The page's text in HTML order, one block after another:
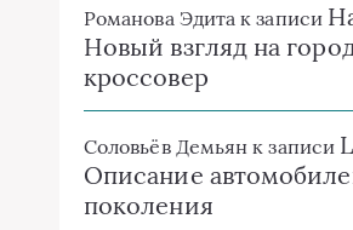
Романова Эдита к записи
Новый взгляд на
кроссовер
Соловьёв Демьян к записи
Описание
поколения